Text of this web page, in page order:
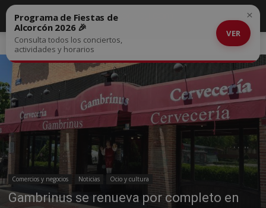
Inicio Comercios y negocios
Comercios y negocios Noticias Ocio y cultura
Gambrinus se renueva por completo en
Programa de Fiestas de
Alcorcón 2026 🎉
Consulta todos los conciertos,
actividades y horarios
VER
×